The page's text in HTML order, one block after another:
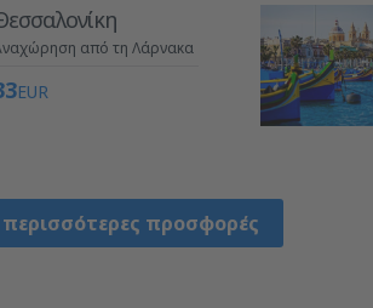
από τη Λάρνακα
EUR
περισσότερες προσφορές